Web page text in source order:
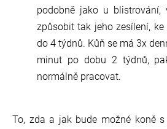
podobně jako u
způsobit tak jeho zesílení,
do 4 týdnů. Kůň se má 3x
minut po dobu 2 týdnů,
normálně pracovat.
To, zda a jak bude možné koně